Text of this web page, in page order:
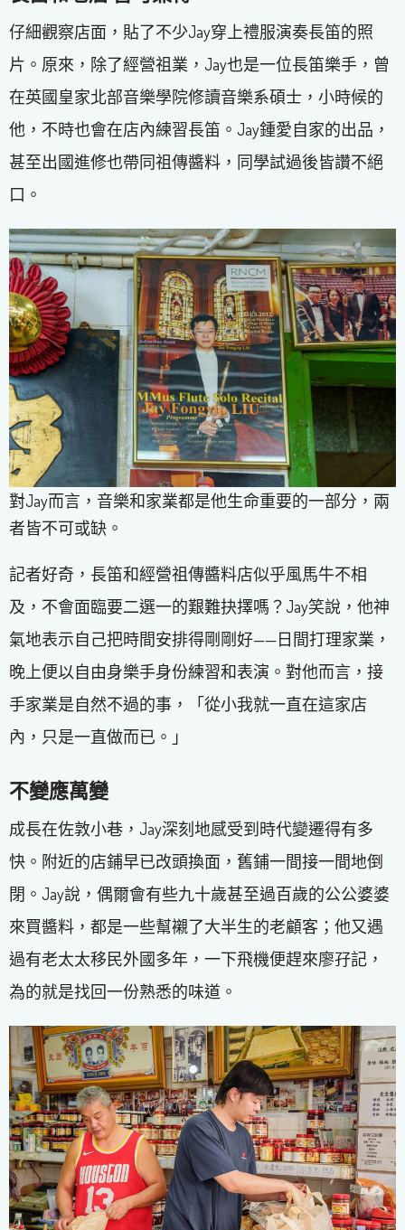
仔細觀察店面，貼了不少Jay穿上禮服演奏長笛的照
片。原來，除了經營祖業，Jay也是一位長笛樂手，曾
在英國皇家北部音樂學院修讀音樂系碩士，小時候的
他，不時也會在店內練習長笛。Jay鍾愛自家的出品，
甚至出國進修也帶同祖傳醬料，同學試過後皆讚不絕
口。
對Jay而言，音樂和家業都是他生命重要的一部分，兩
者皆不可或缺。
記者好奇，長笛和經營祖傳醬料店似乎風馬牛不相
及，不會面臨要二選一的艱難抉擇嗎？Jay笑說，他神
氣地表示自己把時間安排得剛剛好——日間打理家業，
晚上便以自由身樂手身份練習和表演。對他而言，接
手家業是自然不過的事，「從小我就一直在這家店
內，只是一直做而已。」
不變應萬變
成長在佐敦小巷，Jay深刻地感受到時代變遷得有多
快。附近的店鋪早已改頭換面，舊鋪一間接一間地倒
閉。Jay說，偶爾會有些九十歲甚至過百歲的公公婆婆
來買醬料，都是一些幫襯了大半生的老顧客；他又遇
過有老太太移民外國多年，一下飛機便趕來廖孖記，
為的就是找回一份熟悉的味道。